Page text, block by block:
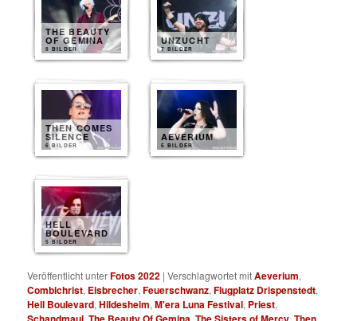
THE BEAUTY
OF GEMINA
8 BILDER
UNZUCHT
7 BILDER
THEN COMES
SILENCE
6 BILDER
AEVERIUM
5 BILDER
HELL
BOULEVARD
5 BILDER
Veröffentlicht unterFotos 2022 |Verschlagwortet mitAeverium,
Combichrist, Eisbrecher,Feuerschwanz,Flugplatz Drispenstedt,
Hell Boulevard,Hildesheim,M'era Luna Festival, Priest,
, , ,